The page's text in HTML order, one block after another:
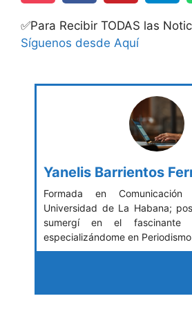
✅Para Recibir TODAS las
Síguenos desde Aquí
Yanelis Barrientos
Formada en
Universidad de La Habana;
sumergí en el fascinante
especializándome en